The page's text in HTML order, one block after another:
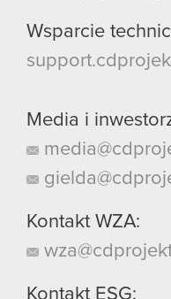
Wsparcie
Media i
Kontakt WZA:
Kontakt ESG: